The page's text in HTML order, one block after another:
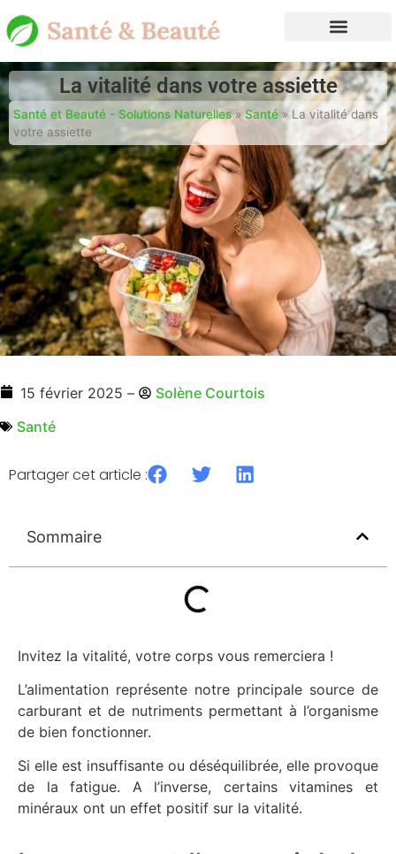
La vitalité dans votre assiette
Santé et Beauté - Solutions Naturelles»Santé » La vitalité dans
votre assiette
15 février 2025 –
Solène Courtois
Santé
Partager cet article :
Sommaire
Invitez la vitalité, votre corps vous remerciera !
L’alimentation représente notre principale source de
carburant et de nutriments permettant à l’organisme
de bien fonctionner.
Si elle est insuffisante ou déséquilibrée, elle provoque
de la fatigue. A l’inverse, certains vitamines et
minéraux ont un effet positif sur la vitalité.